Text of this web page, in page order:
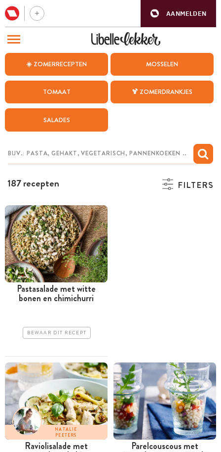
AANMELDEN
☀️ ZOMERRECEPTEN MOSSELEN
TOMAAT 🍹 ZOMERDRANKJES
SALADES
187 recepten FILTERS
Pastasalade met witte
bonen en chimichurri
BEWAAR DIT RECEPT
NATALIE
PEETERS
Raviolisalade met Parelcouscous met
BEZOEK ONZE ANDERE WEBSITES
WEEKMENU
CHAT MET MAIA
MIJN BEWAARDE RECEPTEN